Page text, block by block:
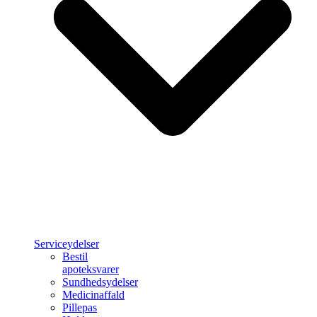
Serviceydelser
Bestil
apoteksvarer
Sundhedsydelser
Medicinaffald
Pillepas